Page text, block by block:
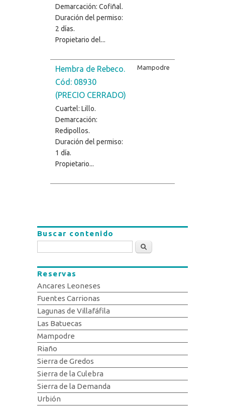
Demarcación: Cofiñal.
Duración del permiso:
2 días.
Propietario del...
Hembra de Rebeco.
Cód: 08930
(PRECIO CERRADO)
Cuartel: Lillo.
Demarcación:
Redipollos.
Duración del permiso:
1 día.
Propietario...
Mampodre
Buscar contenido
Buscar
Reservas
Ancares Leoneses
Fuentes Carrionas
Lagunas de Villafáfila
Las Batuecas
Mampodre
Riaño
Sierra de Gredos
Sierra de la Culebra
Sierra de la Demanda
Urbión